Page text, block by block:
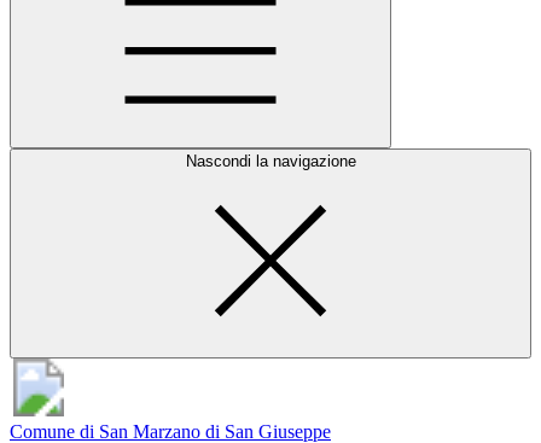
Nascondi la navigazione
Comune di San Marzano di San Giuseppe